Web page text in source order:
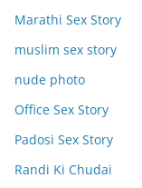
Marathi Sex Story
muslim sex story
nude photo
Office Sex Story
Padosi Sex Story
Randi Ki Chudai